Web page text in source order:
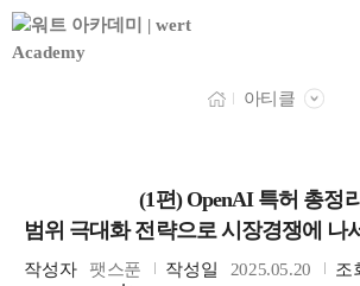
아티클
(1편) OpenAI 특허 총정
범위 극대화 전략으로 시장경쟁에 나
작성자 팻스푼 작성일 2025.05.20 조